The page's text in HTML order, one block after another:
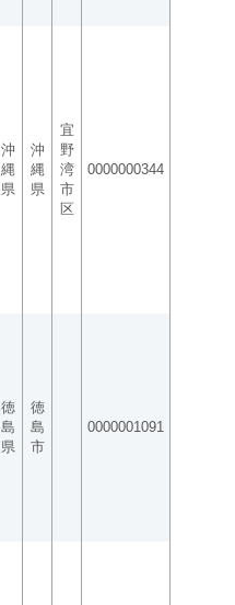
沖
縄
県
沖
縄
県
宜
野
湾
市
区
0000000344
徳
島
県
徳
島
市
0000001091